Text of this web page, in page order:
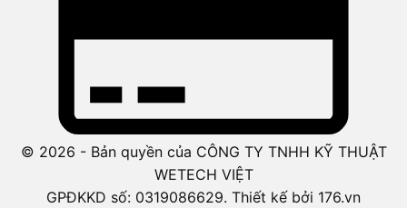
© 2026 - Bản quyền của CÔNG TY TNHH KỸ THUẬT
WETECH VIỆT
GPĐKKD số: 0319086629. Thiết kế bởi 176.vn